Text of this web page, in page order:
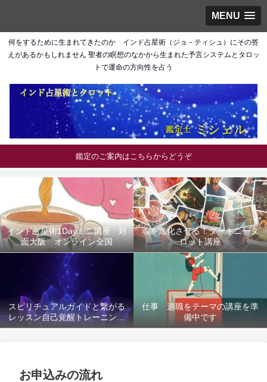
MENU
何をするために生まれてきたのか インド占星術（ジョ－ティシュ）にその答
えがあるかもしれません 聖者の瞑想のなかから生まれた予言システムとタロッ
トで運命の方向性を占う
鑑定のご案内はこちらからどうぞ
インド占星術1Dayミニ講座 対
面大阪 オンライン全国
魂を進化させる！ダーキニータ
ロット講座
スピリチュアルガイドと繋がる
レッスン自己覚醒トレーニング
講座募集
仕事 適職をテーマの講座を準
備中です
お申込みの流れ